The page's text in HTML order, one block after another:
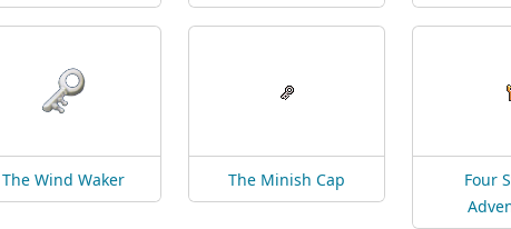
The Wind Waker The Minish Cap
Four